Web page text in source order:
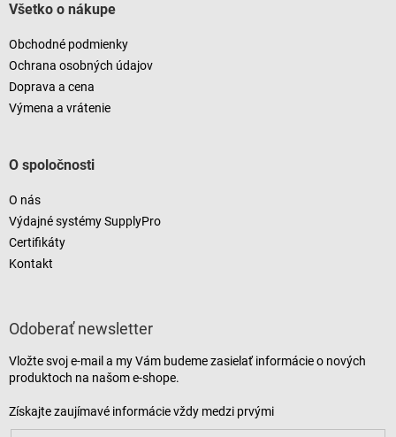
Všetko o nákupe
Obchodné podmienky
Ochrana osobných údajov
Doprava a cena
Výmena a vrátenie
O spoločnosti
O nás
Výdajné systémy SupplyPro
Certifikáty
Kontakt
Odoberať newsletter
Vložte svoj e-mail a my Vám budeme zasielať informácie o nových
produktoch na našom e-shope.